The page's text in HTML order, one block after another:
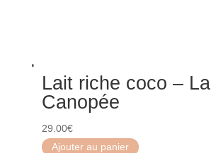
Lait riche coco – La
Canopée
29.00€
Ajouter au panier